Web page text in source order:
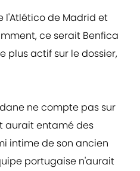
l'Atlético de Madrid et
ce serait Benfica
plus actif sur le dossier,
ne compte pas sur
aurait entamé des
intime de son ancien
portugaise n'aurait